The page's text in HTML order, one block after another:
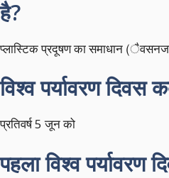
है?
प्लास्टिक प्रदूषण का समाधान
विश्व पर्यावरण दिवस
प्रतिवर्ष 5 जून को
पहला विश्व पर्यावरण